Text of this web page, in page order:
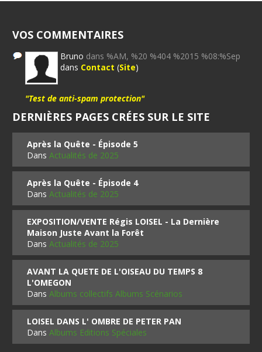
VOS COMMENTAIRES
Bruno dans %AM, %20 %404 %2015 %08:%Sep
dans Contact (Site)
"Test de anti-spam protection"
DERNIÈRES PAGES CRÉES SUR LE SITE
Après la Quête - Épisode 5
DansActualités de 2025
Après la Quête - Épisode 4
DansActualités de 2025
EXPOSITION/VENTE Régis LOISEL - La Dernière
Maison Juste Avant la Forêt
DansActualités de 2025
AVANT LA QUETE DE L'OISEAU DU TEMPS 8
L'OMEGON
DansAlbums collectifs Albums Scénarios
LOISEL DANS L' OMBRE DE PETER PAN
DansAlbums Editions Spéciales